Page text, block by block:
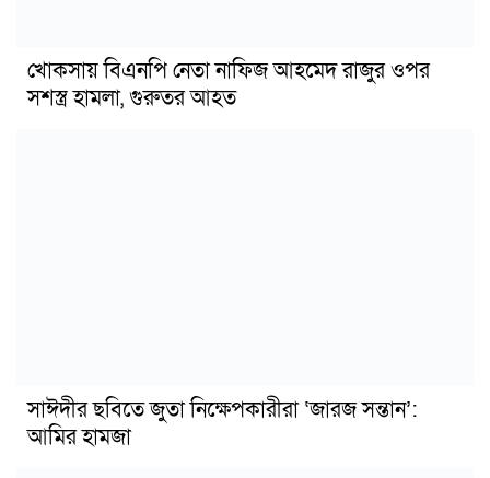
খোকসায় বিএনপি নেতা নাফিজ আহমেদ রাজুর ওপর
সশস্ত্র হামলা, গুরুতর আহত
সাঈদীর ছবিতে জুতা নিক্ষেপকারীরা ‘জারজ সন্তান’:
আমির হামজা